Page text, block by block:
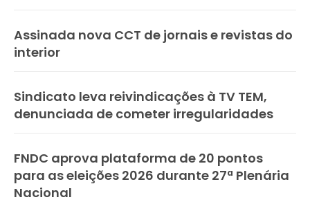
Assinada nova CCT de jornais e revistas do
interior
Sindicato leva reivindicações à TV TEM,
denunciada de cometer irregularidades
FNDC aprova plataforma de 20 pontos
para as eleições 2026 durante 27ª Plenária
Nacional